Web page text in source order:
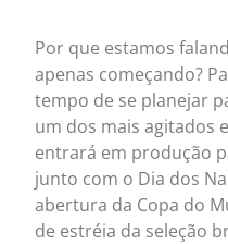
Por que estamos
apenas começando?
tempo de se planejar
um dos mais agitados
entrará em produção
junto com o Dia dos
abertura da Copa do
de estréia da seleção